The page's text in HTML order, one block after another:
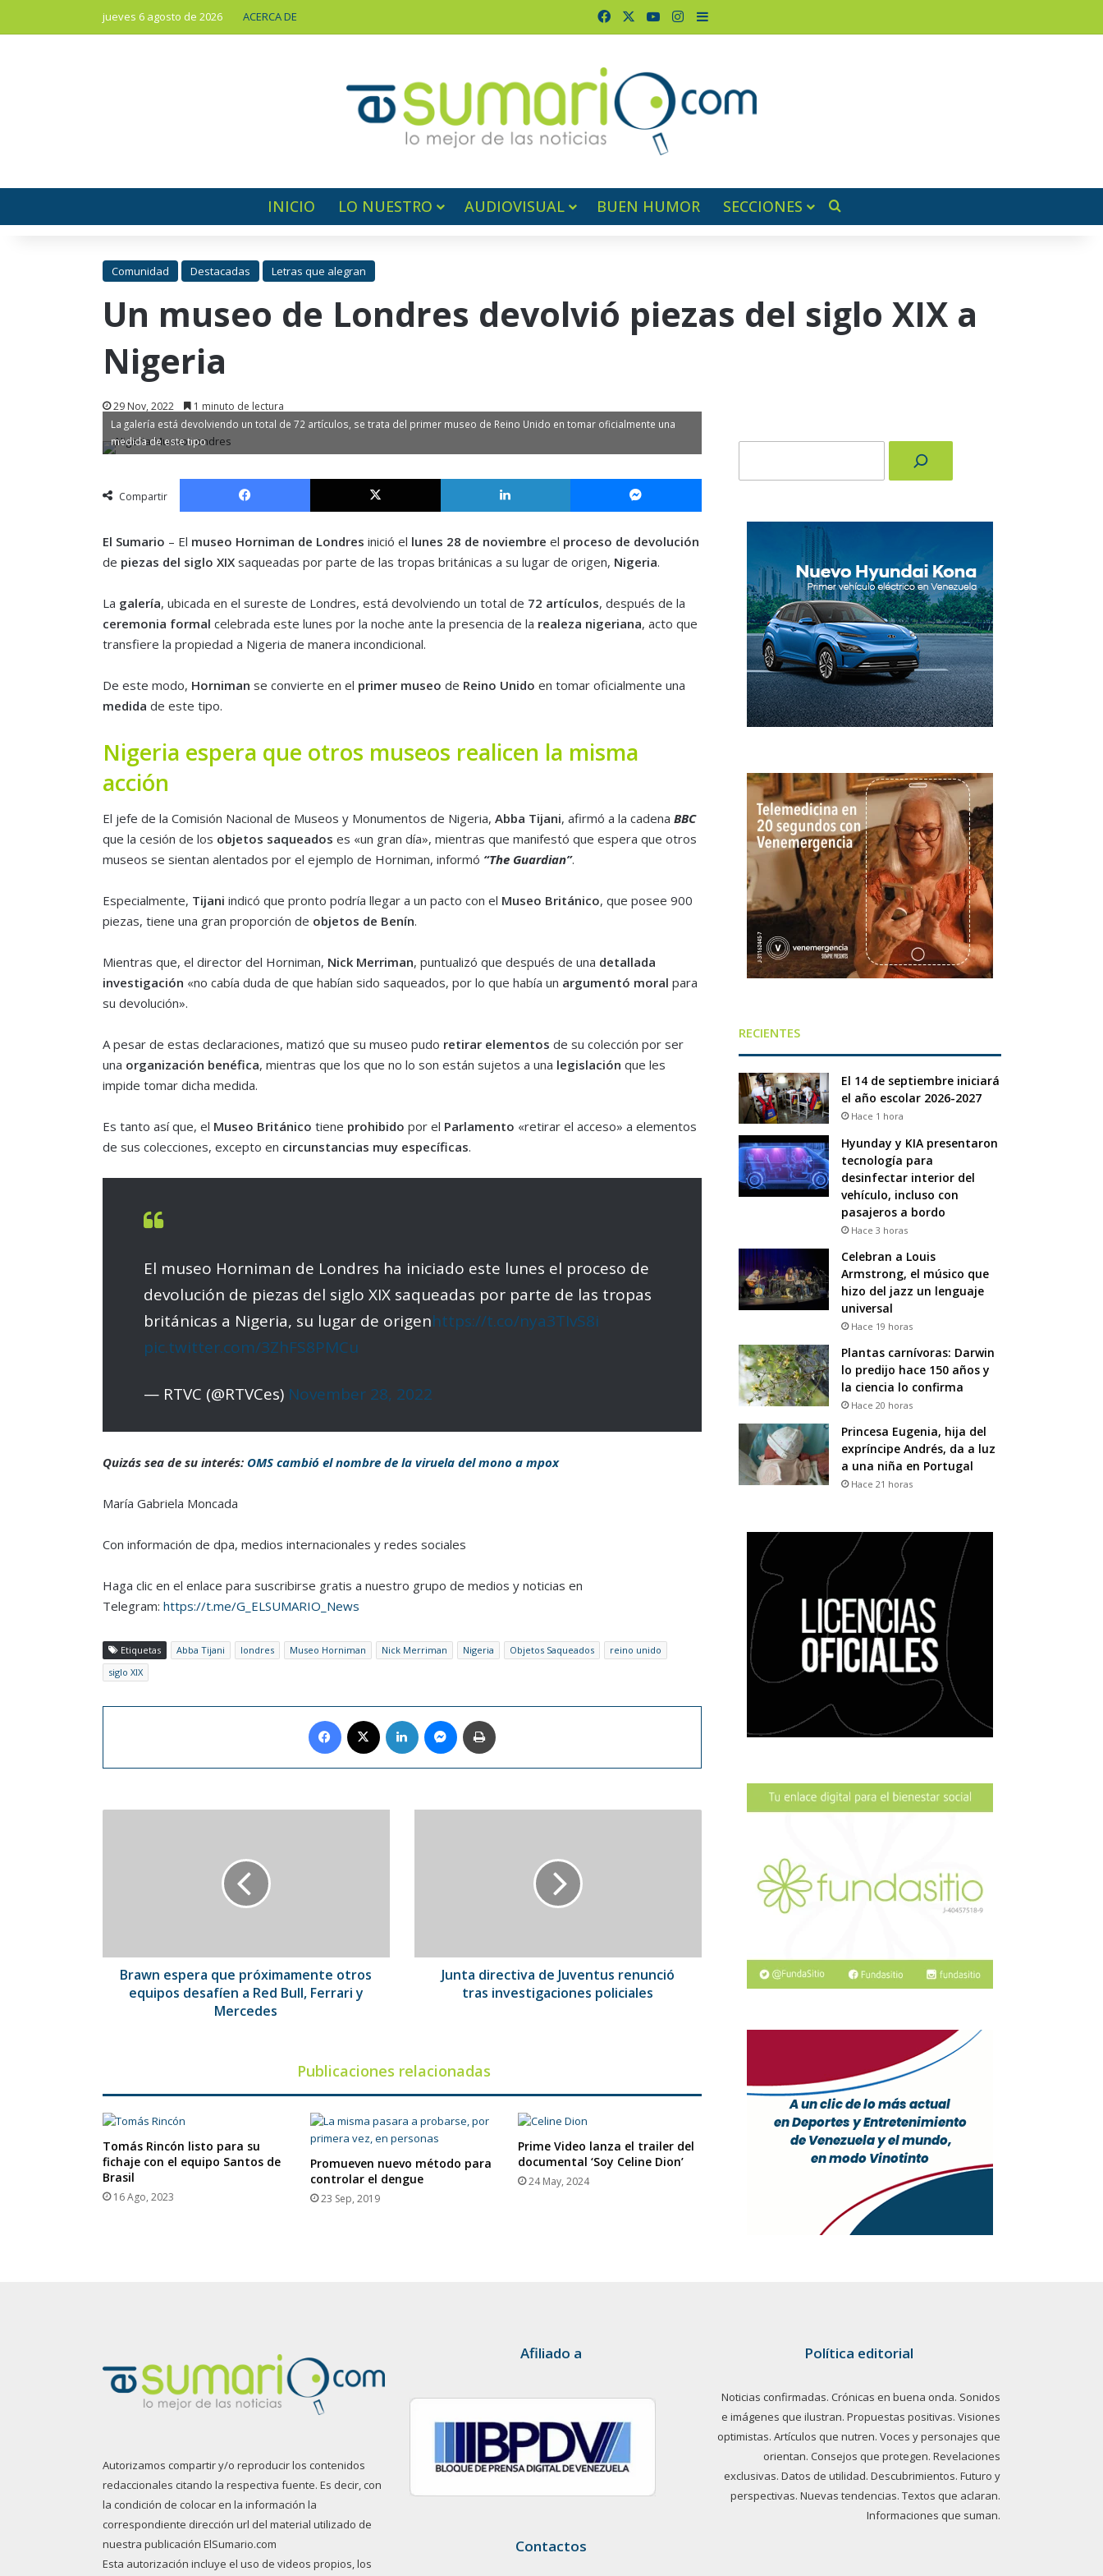
jueves 6 agosto de 2026 ACERCA DE FacebookYouTubeInstagram
Barra lateral
INICIO LO NUESTRO AUDIOVISUAL BUEN HUMOR SECCIONES
Comunidad Destacadas Letras que alegran
Un museo de Londres devolvió piezas del siglo XIX a
Nigeria
29 Nov, 2022 1 minuto de lectura
La galería está devolviendo un total de 72 artículos, se trata del primer museo de Reino Unido en tomar oficialmente una
medida de este tipo
Compartir
Facebook X LinkedIn Messenger
El Sumario – El museo Horniman de Londres inició el lunes 28 de noviembre el proceso de devolución
de piezas del siglo XIXsaqueadas por parte de las tropas británicas a su lugar de origen, Nigeria.
La galería, ubicada en el sureste de Londres, está devolviendo un total de 72 artículos, después de la
ceremonia formal celebrada este lunes por la noche ante la presencia de la realeza nigeriana, acto que
transfiere la propiedad a Nigeria de manera incondicional.
De este modo, Horniman se convierte en el primer museo de Reino Unido en tomar oficialmente una
medida de este tipo.
Nigeria espera que otros museos realicen la misma
acción
El jefe de la Comisión Nacional de Museos y Monumentos de Nigeria, Abba Tijani, afirmó a la cadena BBC
que la cesión de los objetos saqueados es «un gran día», mientras que manifestó que espera que otros
museos se sientan alentados por el ejemplo de Horniman, informó “The Guardian”.
Especialmente, Tijani indicó que pronto podría llegar a un pacto con el Museo Británico, que posee 900
piezas, tiene una gran proporción de objetos de Benín.
Mientras que, el director del Horniman, Nick Merriman, puntualizó que después de una detallada
investigación «no cabía duda de que habían sido saqueados, por lo que había un argumentó moral para
su devolución».
A pesar de estas declaraciones, matizó que su museo pudo retirar elementos de su colección por ser
una organización benéfica, mientras que los que no lo son están sujetos a una legislación que les
impide tomar dicha medida.
Es tanto así que, el Museo Británico tiene prohibido por el Parlamento «retirar el acceso» a elementos
de sus colecciones, excepto en circunstancias muy específicas.
El museo Horniman de Londres ha iniciado este lunes el proceso de
devolución de piezas del siglo XIX saqueadas por parte de las tropas
británicas a Nigeria, su lugar de origenhttps://t.co/nya3TIvS8i
pic.twitter.com/3ZhFS8PMCu
— RTVC (@RTVCes) November 28, 2022
Quizás sea de su interés: OMS cambió el nombre de la viruela del mono a mpox
María Gabriela Moncada
Con información de dpa, medios internacionales y redes sociales
Haga clic en el enlace para suscribirse gratis a nuestro grupo de medios y noticias en
Telegram: https://t.me/G_ELSUMARIO_News
Etiquetas Abba Tijani londres Museo Horniman Nick Merriman Nigeria Objetos Saqueados
reino unido
siglo XIX
Facebook LinkedIn Messenger
Red
Bull,
Ferrari
Brawn espera que próximamente otros
equipos desafíen a Red Bull, Ferrari y
Mercedes
Junta directiva de Juventus renunció
tras investigaciones policiales
Publicaciones relacionadas
Tomás Rincón listo para su
fichaje con el equipo Santos de
Brasil
16 Ago, 2023
Promueven nuevo método para
controlar el dengue
23 Sep, 2019
Prime Video lanza el trailer del
documental ‘Soy Celine Dion’
24 May, 2024
RECIENTES
El 14 de septiembre iniciará
el año escolar 2026-2027
Hace 1 hora
Hyunday y KIA presentaron
tecnología para
desinfectar interior del
vehículo, incluso con
pasajeros a bordo
Hace 3 horas
Celebran a Louis
Armstrong, el músico que
hizo del jazz un lenguaje
universal
Hace 19 horas
Plantas carnívoras: Darwin
lo predijo hace 150 años y
la ciencia lo confirma
Hace 20 horas
Princesa Eugenia, hija del
expríncipe Andrés, da a luz
a una niña en Portugal
Hace 21 horas
Autorizamos compartir y/o reproducir los contenidos
redaccionales citando la respectiva fuente. Es decir, con
la condición de colocar en la información la
correspondiente dirección url del material utilizado de
nuestra publicación ElSumario.com
Esta autorización incluye el uso de videos propios, los
Afiliado a
Contactos
Política editorial
Noticias confirmadas. Crónicas en buena onda. Sonidos
e imágenes que ilustran. Propuestas positivas. Visiones
optimistas. Artículos que nutren. Voces y personajes que
orientan. Consejos que protegen. Revelaciones
exclusivas. Datos de utilidad. Descubrimientos. Futuro y
perspectivas. Nuevas tendencias. Textos que aclaran.
Informaciones que suman.